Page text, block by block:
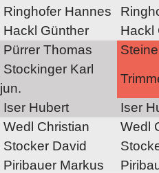
Ringhofer Hannes
Hackl Günther
Hackl
Pürrer Thomas
Stockinger Karl
jun.
Iser Hubert
Iser
Wedl Christian
Wedl
Stocker David
Piribauer Markus